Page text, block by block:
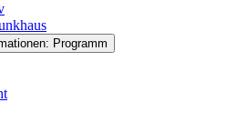
Programm